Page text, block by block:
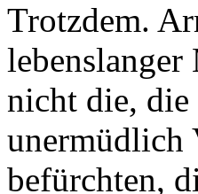
Trotzdem.
nicht die,
unermüdlich
befürchten,